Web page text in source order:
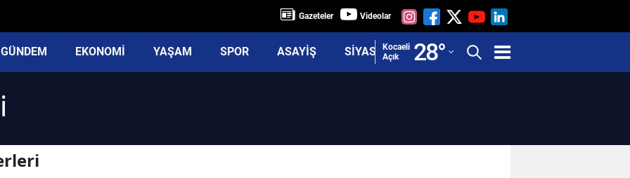
Gazeteler Videolar
GÜNDEM EKONOMİ YAŞAM SPOR ASAYİŞ SİYASETKocaeli
Açık
28°
Adana
Adıyaman